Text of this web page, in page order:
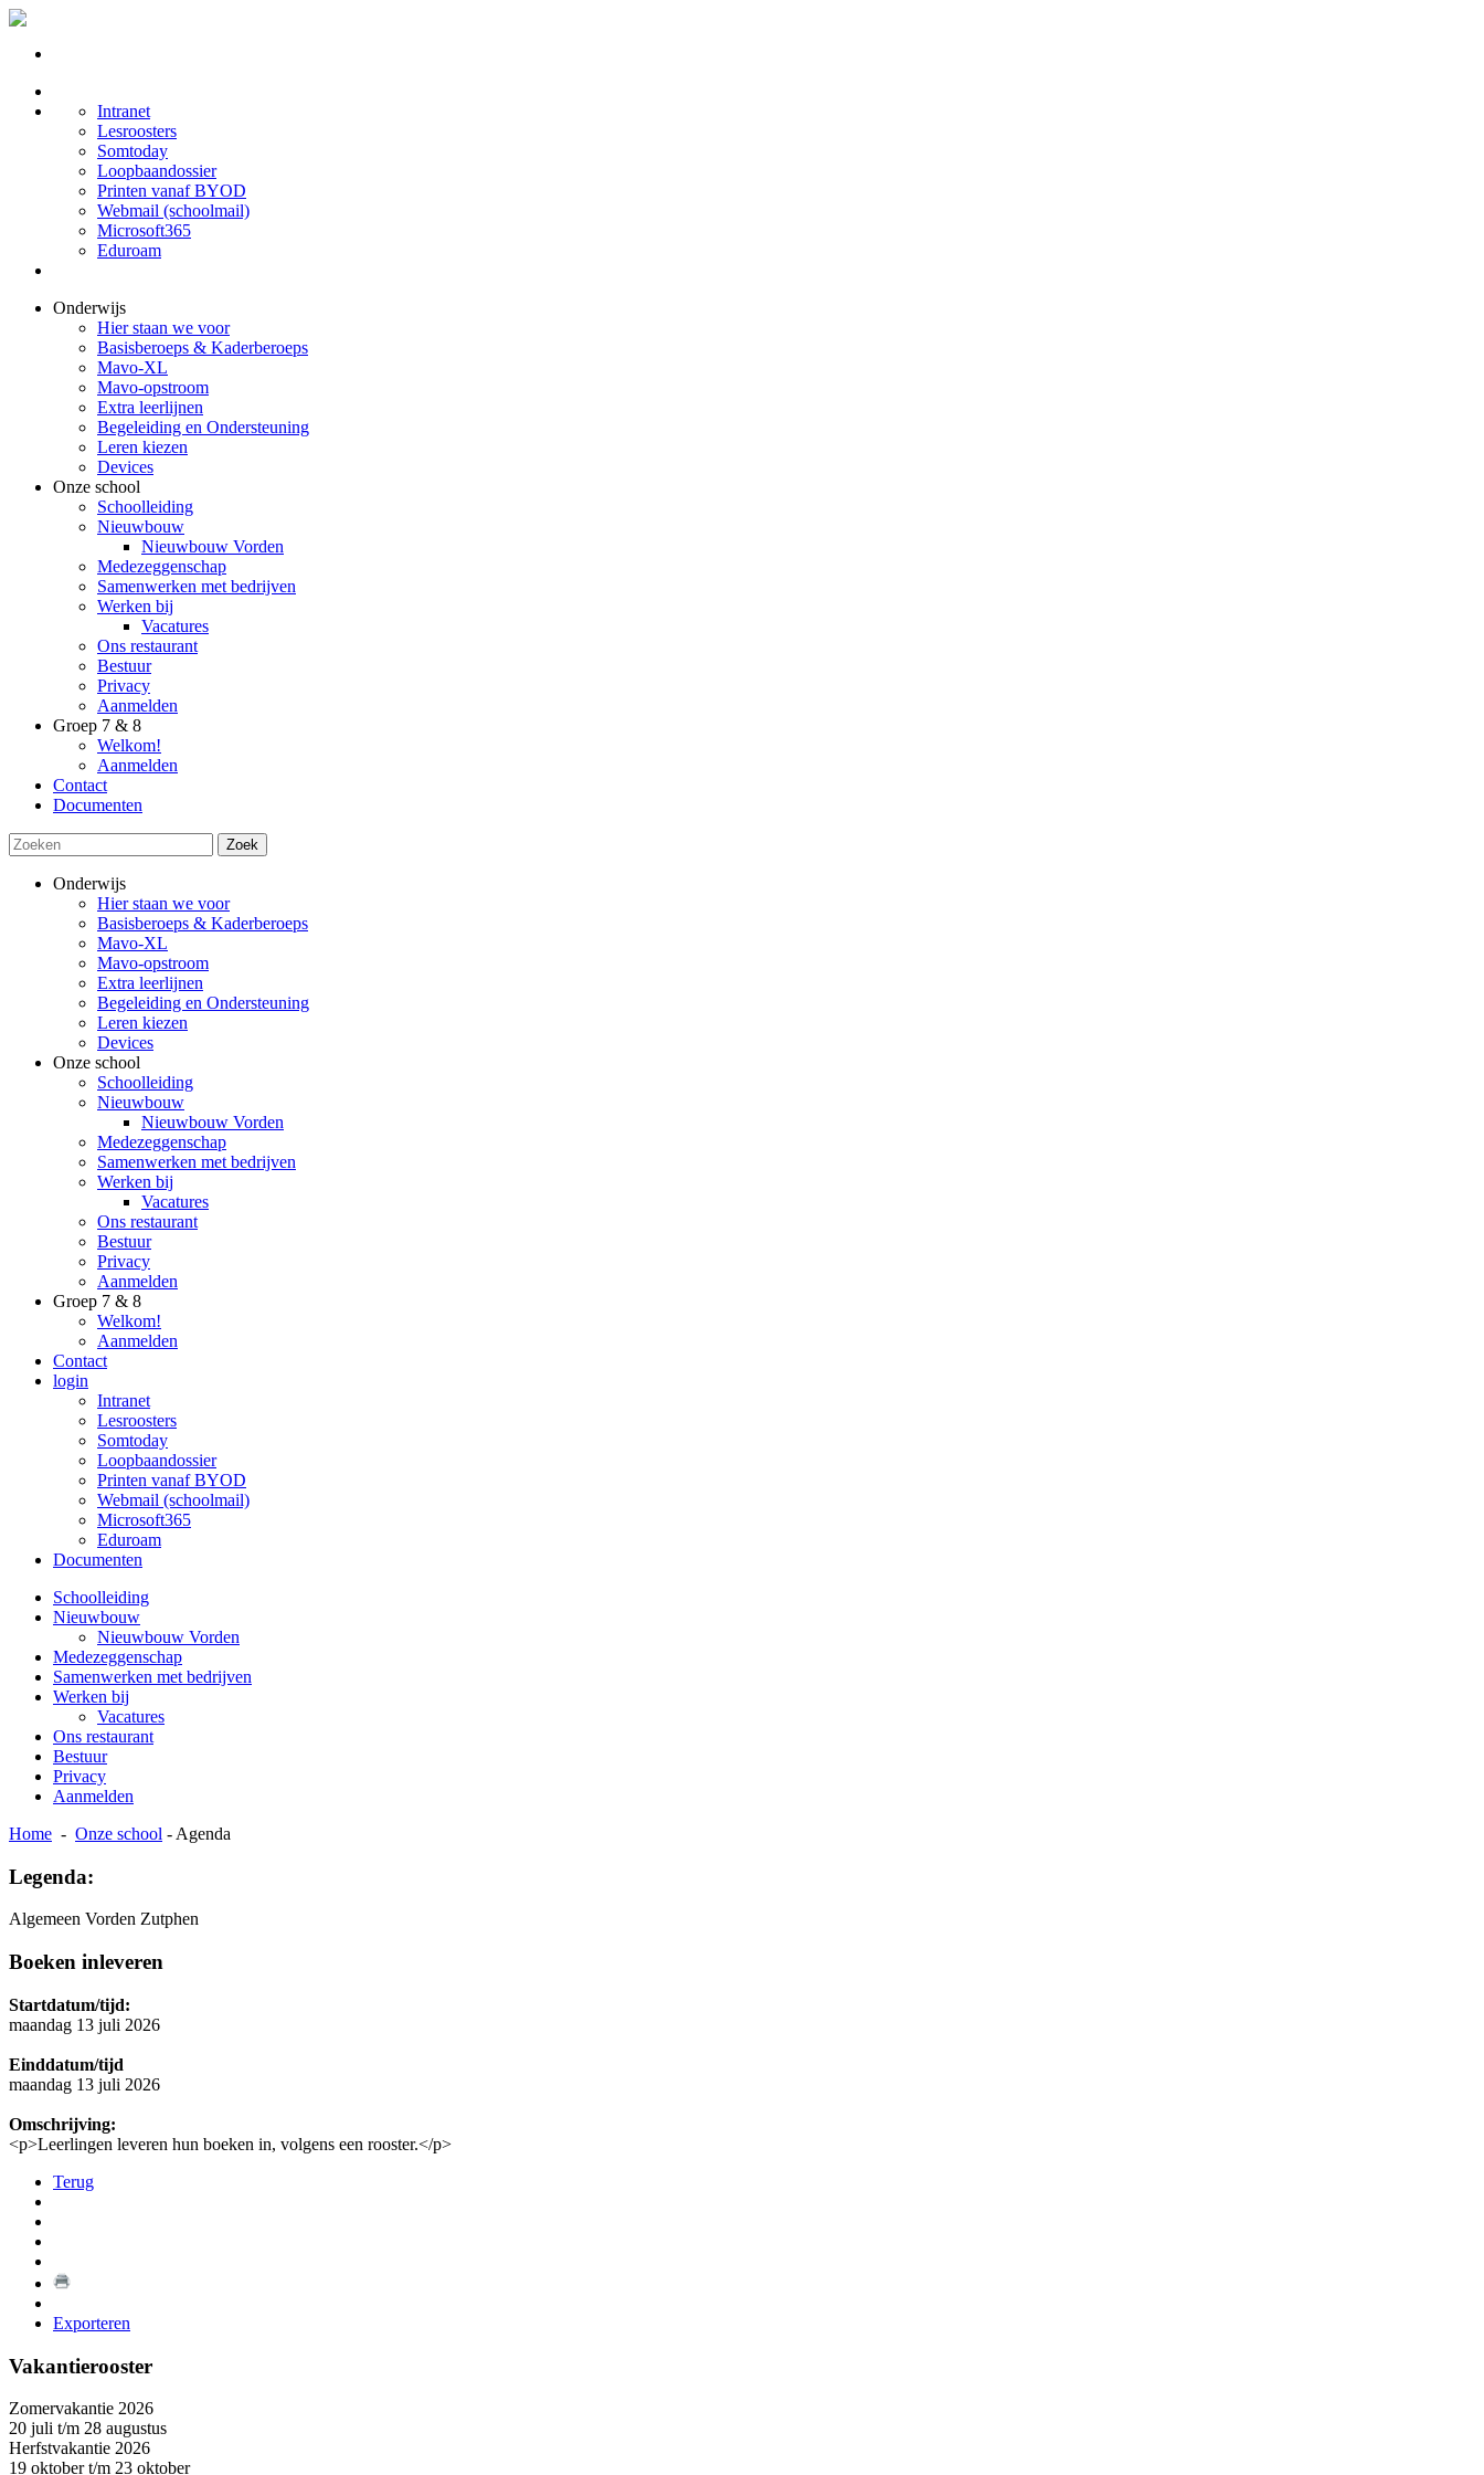
Intranet
Lesroosters
Somtoday
Loopbaandossier
Printen vanaf BYOD
Webmail (schoolmail)
Microsoft365
Eduroam
Onderwijs
Hier staan we voor
Basisberoeps & Kaderberoeps
Mavo-XL
Mavo-opstroom
Extra leerlijnen
Begeleiding en Ondersteuning
Leren kiezen
Devices
Onze school
Schoolleiding
Nieuwbouw
Nieuwbouw Vorden
Medezeggenschap
Samenwerken met bedrijven
Werken bij
Vacatures
Ons restaurant
Bestuur
Privacy
Aanmelden
Groep 7 & 8
Welkom!
Aanmelden
Contact
Documenten
Zoek
Onderwijs
Hier staan we voor
Basisberoeps & Kaderberoeps
Mavo-XL
Mavo-opstroom
Extra leerlijnen
Begeleiding en Ondersteuning
Leren kiezen
Devices
Onze school
Schoolleiding
Nieuwbouw
Nieuwbouw Vorden
Medezeggenschap
Samenwerken met bedrijven
Werken bij
Vacatures
Ons restaurant
Bestuur
Privacy
Aanmelden
Groep 7 & 8
Welkom!
Aanmelden
Contact
login
Intranet
Lesroosters
Somtoday
Loopbaandossier
Printen vanaf BYOD
Webmail (schoolmail)
Microsoft365
Eduroam
Documenten
Schoolleiding
Nieuwbouw
Nieuwbouw Vorden
Medezeggenschap
Samenwerken met bedrijven
Werken bij
Vacatures
Ons restaurant
Bestuur
Privacy
Aanmelden
Home - Onze school - Agenda
Legenda:
Algemeen Vorden Zutphen
Boeken inleveren
Startdatum/tijd:
maandag 13 juli 2026
Einddatum/tijd
maandag 13 juli 2026
Omschrijving:
<p>Leerlingen leveren hun boeken in, volgens een rooster.</p>
Terug
Exporteren
Vakantierooster
Zomervakantie 2026
20 juli t/m 28 augustus
Herfstvakantie 2026
19 oktober t/m 23 oktober